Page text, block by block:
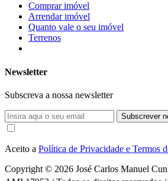
Comprar imóvel
Arrendar imóvel
Quanto vale o seu imóvel
Terrenos
Newsletter
Subscreva a nossa newsletter
Subscrever
Aceito a Política de Privacidade e Termos
Copyright © 2026 José Carlos Manuel